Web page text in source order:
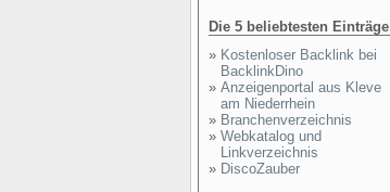
Die 5 beliebtesten Einträge
» Kostenloser Backlink bei
BacklinkDino
» Anzeigenportal aus Kleve
am Niederrhein
» Branchenverzeichnis
» Webkatalog und
Linkverzeichnis
» DiscoZauber